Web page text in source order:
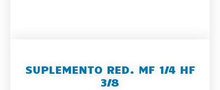
SUPLEMENTO RED. MF 1/4 HF
3/8